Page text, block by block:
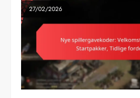
27/02/2026